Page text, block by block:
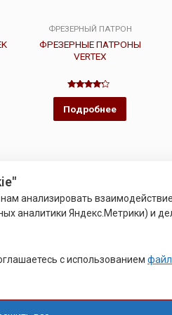
ФРЕЗЕРНЫЙ ПАТРОН
ФРЕЗЕРНЫЕ ПАТРОНЫ
VERTEX
Оценка
из 5
Подробнее
нам анализировать
аналитики Яндекс.Метрики) и
с использованием